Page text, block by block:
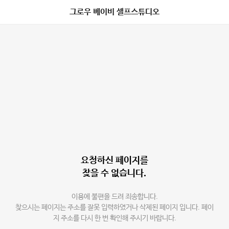
그로우 베이비 셀프스튜디오
요청하신 페이지를
찾을 수 없습니다.
이용에 불편을 드려 죄송합니다.
찾으시는 페이지는 주소를 잘못 입력하였거나 삭제된 페이지 입니다. 페이
지 주소를 다시 한 번 확인해 주시기 바랍니다.